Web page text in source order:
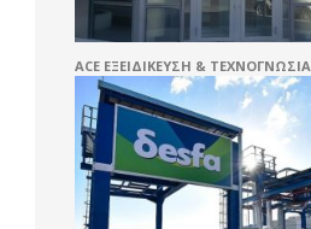
ACE ΕΞΕΙΔΊΚΕΥΣΗ & ΤΕΧΝΟΓΝΩΣΊΑ